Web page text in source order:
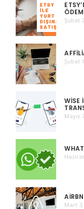
Şubat
Şubat
WISE
Mayıs
Mart 3,